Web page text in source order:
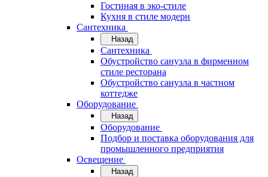
Гостиная в эко-стиле
Кухня в стиле модерн
Сантехника
Назад
Сантехника
Обустройство санузла в фирменном
стиле ресторана
Обустройство санузла в частном
коттедже
Оборудование
Назад
Оборудование
Подбор и поставка оборудования для
промышленного предприятия
Освещение
Назад